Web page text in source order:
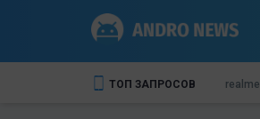
ТОП ЗАПРОСОВ realme